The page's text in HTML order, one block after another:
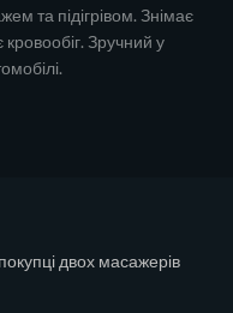
та підігрівом. Знімає
Зручний у
двох масажерів